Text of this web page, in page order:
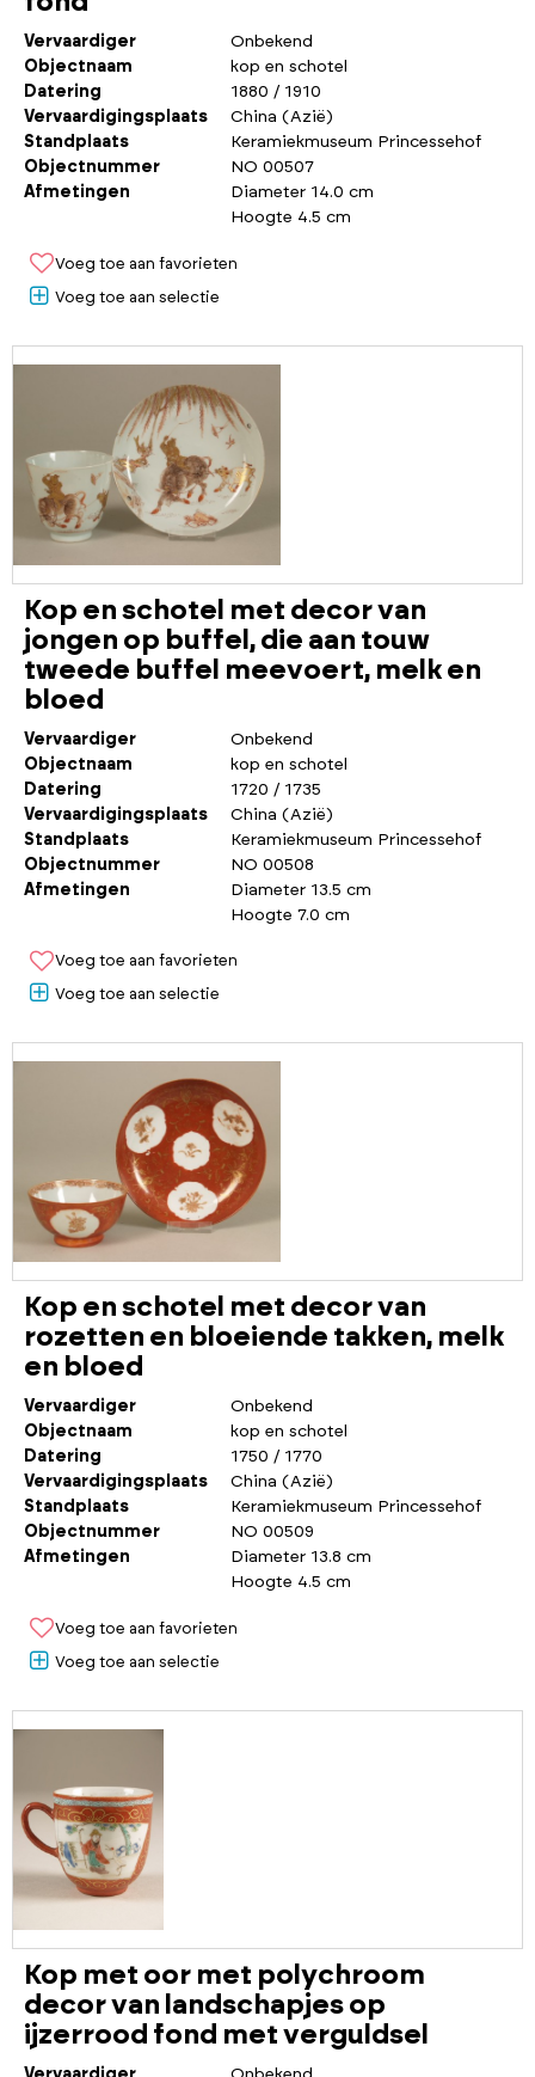
Vervaardiger
Onbekend
Objectnaam
kop en schotel
Datering
1880 / 1910
Vervaardigingsplaats
China (Azië)
Standplaats
Keramiekmuseum Princessehof
Objectnummer
NO 00507
Afmetingen
Diameter 14.0 cm
Hoogte 4.5 cm
Voeg toe aan favorieten
Voeg toe aan selectie
Kop en schotel met decor van
jongen op buffel, die aan touw
tweede buffel meevoert, melk en
bloed
Vervaardiger
Onbekend
Objectnaam
kop en schotel
Datering
1720 / 1735
Vervaardigingsplaats
China (Azië)
Standplaats
Keramiekmuseum Princessehof
Objectnummer
NO 00508
Afmetingen
Diameter 13.5 cm
Hoogte 7.0 cm
Voeg toe aan favorieten
Voeg toe aan selectie
Kop en schotel met decor van
rozetten en bloeiende takken, melk
en bloed
Vervaardiger
Onbekend
Objectnaam
kop en schotel
Datering
1750 / 1770
Vervaardigingsplaats
China (Azië)
Standplaats
Keramiekmuseum Princessehof
Objectnummer
NO 00509
Afmetingen
Diameter 13.8 cm
Hoogte 4.5 cm
Voeg toe aan favorieten
Voeg toe aan selectie
Kop met oor met polychroom
decor van landschapjes op
ijzerrood fond met verguldsel